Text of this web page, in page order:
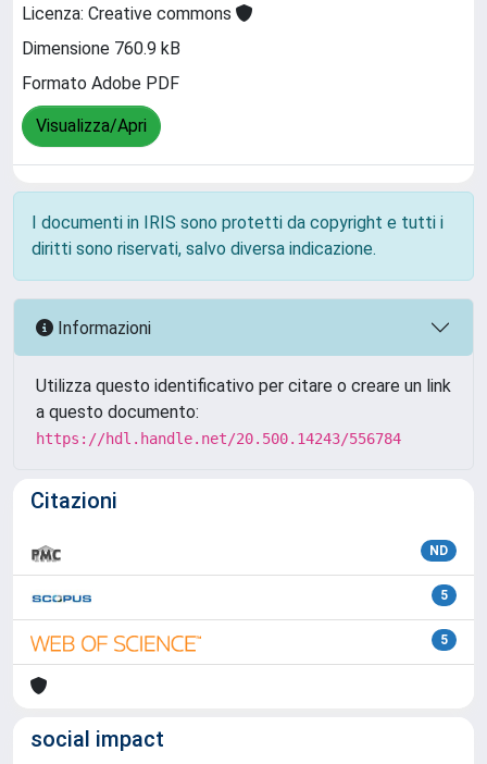
Licenza: Creative commons
Dimensione 760.9 kB
Formato Adobe PDF
Visualizza/Apri
I documenti in IRIS sono protetti da copyright e tutti i
diritti sono riservati, salvo diversa indicazione.
Informazioni
Utilizza questo identificativo per citare o creare un link
a questo documento:
https://hdl.handle.net/20.500.14243/556784
Citazioni
ND
5
5
social impact